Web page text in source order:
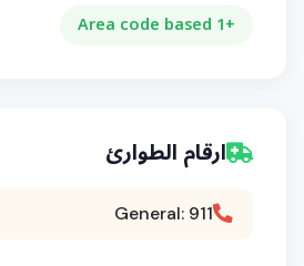
+1 Area code based
ارقام الطوارئ
General: 911